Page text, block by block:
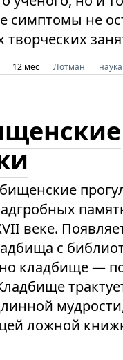
симптомы не
творческих
12 мес Лотман наука
веке.
с
кладбище —
ложной